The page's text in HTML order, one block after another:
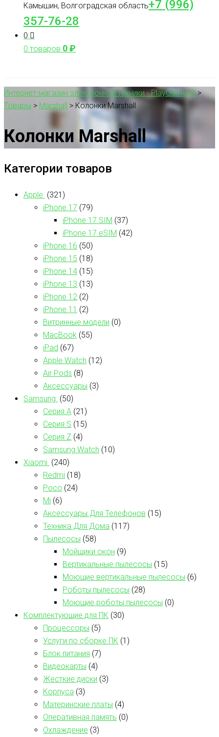
Камышин, Волгоградская область+7 (996)
357-76-28
0
0 товаров 0₽
Интернет-магазин электронной техники - PlayGame34>
Товары > Marshall > Колонки Marshall
Колонки Marshall
Категории товаров
Apple (321)
iPhone 17 (79)
iPhone 17 SIM (37)
iPhone 17 eSIM (42)
iPhone 16 (50)
iPhone 15 (18)
iPhone 14 (15)
iPhone 13 (13)
iPhone 12 (2)
iPhone 11 (2)
Витринные модели (0)
MacBook (55)
iPad (67)
Apple Watch (12)
Air Pods (8)
Аксессуары (3)
Samsung (50)
Серия А (21)
Серия S (15)
Серия Z (4)
Samsung Watch (10)
Xiaomi (240)
Redmi (18)
Poco (24)
Mi (6)
Аксессуары Для Телефонов (15)
Техника Для Дома (117)
Пылесосы (58)
Мойщики окон (9)
Вертикальные пылесосы (15)
Моющие вертикальные пылесосы (6)
Роботы пылесосы (28)
Моющие роботы пылесосы (0)
Комплектующие для ПК (30)
Процессоры (5)
Услуги по сборке ПК (1)
Блок питания (7)
Видеокарты (4)
Жесткие диски (3)
Корпуса (3)
Материнские платы (4)
Оперативная память (0)
Охлаждение (3)